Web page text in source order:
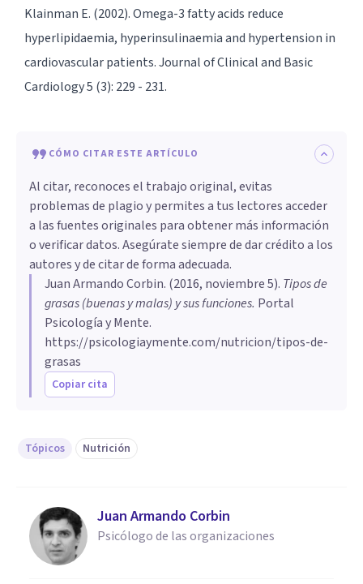
Klainman E. (2002). Omega-3 fatty acids reduce
hyperlipidaemia, hyperinsulinaemia and hypertension in
cardiovascular patients. Journal of Clinical and Basic
Cardiology 5 (3): 229 - 231.
CÓMO CITAR ESTE ARTÍCULO
Al citar, reconoces el trabajo original, evitas
problemas de plagio y permites a tus lectores acceder
a las fuentes originales para obtener más información
o verificar datos. Asegúrate siempre de dar crédito a los
autores y de citar de forma adecuada.
Juan Armando Corbin. (2016, noviembre 5). ​Tipos de
grasas (buenas y malas) y sus funciones. Portal
Psicología y Mente.
https://psicologiaymente.com/nutricion/tipos-de-
grasas
Copiar cita
Tópicos Nutrición
Juan Armando Corbin
Psicólogo de las organizaciones